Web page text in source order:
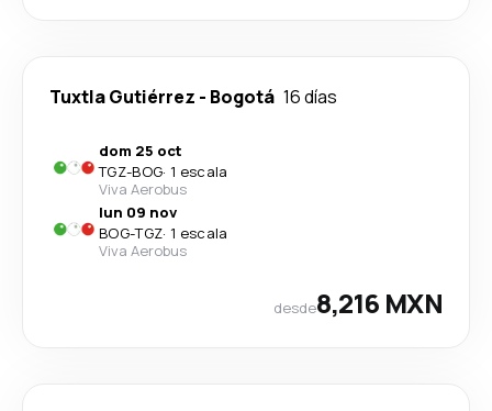
Tuxtla Gutiérrez - Bogotá 16 días
dom 25 oct
TGZ-BOG· 1 escala
Viva Aerobus
lun 09 nov
BOG-TGZ· 1 escala
Viva Aerobus
desde8,216 MXN